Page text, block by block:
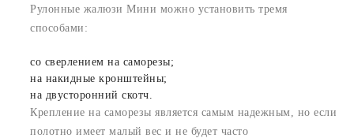
Рулонные жалюзи Мини можно установить тремя
способами:
со сверлением на саморезы;
на накидные кронштейны;
на двусторонний скотч.
Крепление на саморезы является самым надежным, но если
полотно имеет малый вес и не будет часто